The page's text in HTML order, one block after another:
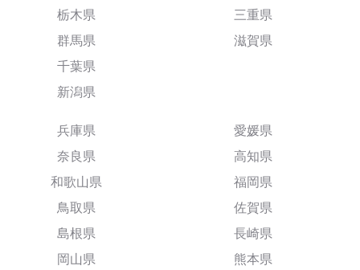
栃木県
群馬県
千葉県
新潟県
三重県
滋賀県
兵庫県
奈良県
和歌山県
鳥取県
島根県
岡山県
愛媛県
高知県
福岡県
佐賀県
長崎県
熊本県